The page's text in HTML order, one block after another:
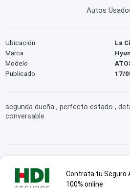
Autos
Ubicación
La
Marca
Modelo
Publicado
17/
segunda dueña , perfecto estado ,
conversable
Contrata tu Seguro
100% online